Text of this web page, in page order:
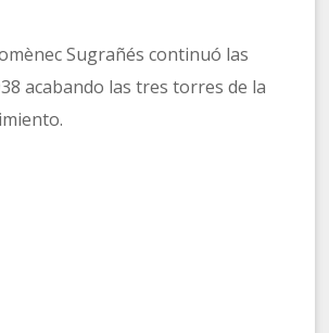
Sugrañés continuó las
acabando las tres torres de la